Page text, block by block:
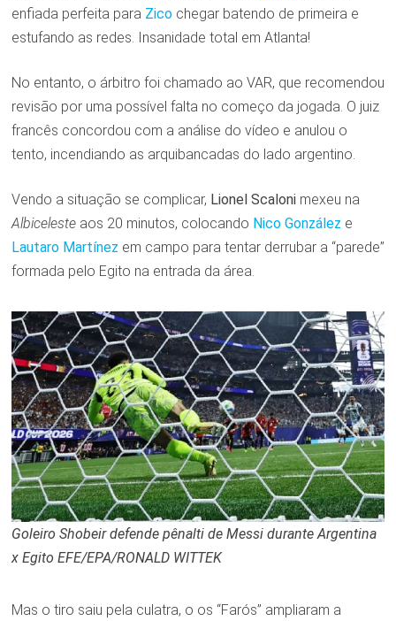
enfiada perfeita para Zicochegar batendo de primeira e
estufando as redes. Insanidade total em Atlanta!
No entanto, o árbitro foi chamado ao VAR, que recomendou
revisão por uma possível falta no começo da jogada. O juiz
francês concordou com a análise do vídeo e anulou o
tento, incendiando as arquibancadas do lado argentino.
Vendo a situação se complicar, Lionel Scalonimexeu na
Albiceleste aos 20 minutos, colocando Nico González e
Lautaro Martínez em campo para tentar derrubar a “parede”
formada pelo Egito na entrada da área.
Goleiro Shobeir defende pênalti de Messi durante Argentina
x Egito EFE/EPA/RONALD WITTEK
Mas o tiro saiu pela culatra, o os “Farós” ampliaram a